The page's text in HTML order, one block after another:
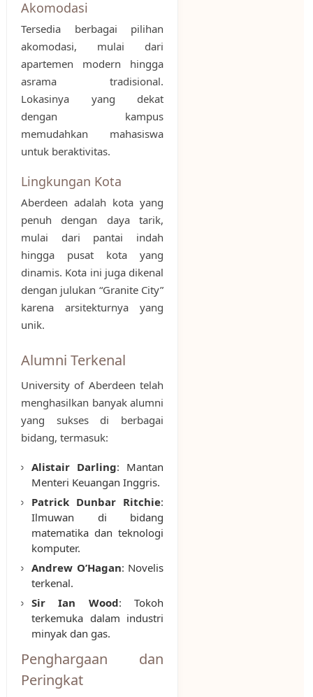
Akomodasi
Tersedia berbagai pilihan
akomodasi, mulai dari
apartemen modern hingga
asrama tradisional.
Lokasinya yang dekat
dengan kampus
memudahkan mahasiswa
untuk beraktivitas.
Lingkungan Kota
Aberdeen adalah kota yang
penuh dengan daya tarik,
mulai dari pantai indah
hingga pusat kota yang
dinamis. Kota ini juga dikenal
dengan julukan “Granite City”
karena arsitekturnya yang
unik.
Alumni Terkenal
University of Aberdeen telah
menghasilkan banyak alumni
yang sukses di berbagai
bidang, termasuk:
Alistair Darling: Mantan
Menteri Keuangan Inggris.
Patrick Dunbar Ritchie:
Ilmuwan di bidang
matematika dan teknologi
komputer.
Andrew O’Hagan: Novelis
terkenal.
Sir Ian Wood: Tokoh
terkemuka dalam industri
minyak dan gas.
Penghargaan dan
Peringkat